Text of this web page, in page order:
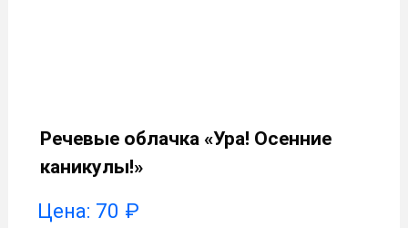
Речевые облачка «Ура! Осенние
каникулы!»
Цена: 70 ₽